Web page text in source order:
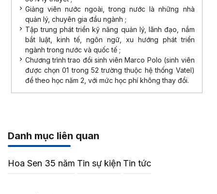
Giảng viên nước ngoài, trong nước là những nhà
quản lý, chuyên gia đầu ngành ;
Tập trung phát triển kỹ năng quản lý, lãnh đạo, nắm
bắt luật, kinh tế, ngôn ngữ, xu hướng phát triển
ngành trong nước và quốc tế ;
Chương trình trao đổi sinh viên Marco Polo (sinh viên
được chọn 01 trong 52 trường thuộc hệ thống Vatel)
để theo học năm 2, với mức học phí không thay đổi.
Danh mục liên quan
Hoa Sen 35 năm Tin sự kiện Tin tức